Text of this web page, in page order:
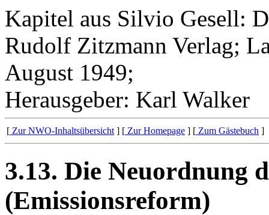
Kapitel aus Silvio Gesell:
Rudolf Zitzmann Verlag;
August 1949;
Herausgeber: Karl Walker
[ Zur NWO-Inhaltsübersicht ] [ Zur Homepage ] [ Zum Gästebuch ]
3.13. Die Neuordnung
(Emissionsreform)